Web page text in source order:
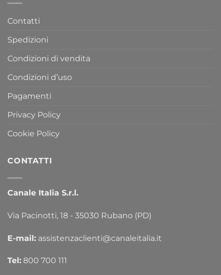
Contatti
Spedizioni
Condizioni di vendita
Condizioni d’uso
Pagamenti
Privacy Policy
Cookie Policy
CONTATTI
Canale Italia S.r.l.
Via Pacinotti, 18 - 35030 Rubano (PD)
E-mail: assistenzaclienti@canaleitalia.it
Tel: 800 700 111